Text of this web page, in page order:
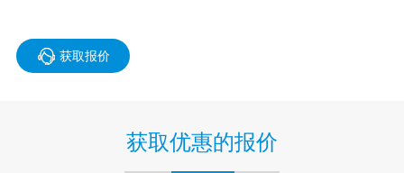
获取报价
获取优惠的报价